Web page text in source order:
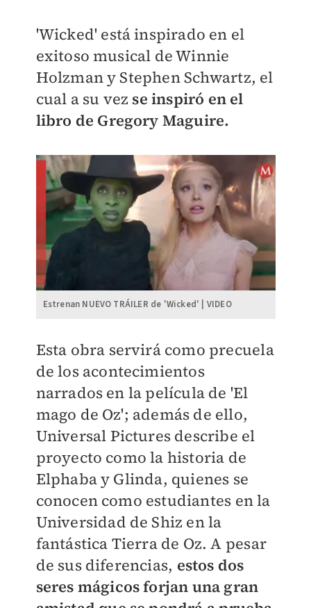
'Wicked' está inspirado en el
exitoso musical de Winnie
Holzman y Stephen Schwartz, el
cual a su vez se inspiró en el
libro de Gregory Maguire.
Estrenan NUEVO TRÁILER de 'Wicked' | VIDEO
Esta obra servirá como precuela
de los acontecimientos
narrados en la película de 'El
mago de Oz'; además de ello,
Universal Pictures describe el
proyecto como la historia de
Elphaba y Glinda, quienes se
conocen como estudiantes en la
Universidad de Shiz en la
fantástica Tierra de Oz. A pesar
de sus diferencias, estos dos
seres mágicos forjan una gran